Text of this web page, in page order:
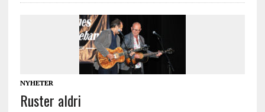
NYHETER
Ruster aldri